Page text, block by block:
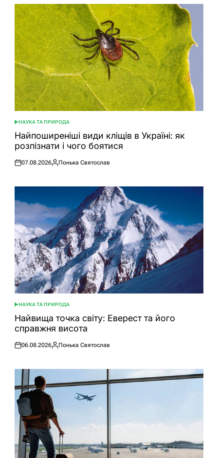
ОПУБЛІКУВАТИ
У
НАУКА ТА ПРИРОДА
Найпоширеніші види кліщів в Україні: як
розпізнати і чого боятися
Оприлюднено
07.08.2026
Опубліковано
Понька Святослав
ОПУБЛІКУВАТИ
У
НАУКА ТА ПРИРОДА
Найвища точка світу: Еверест та його
справжня висота
Оприлюднено
06.08.2026
Опубліковано
Понька Святослав